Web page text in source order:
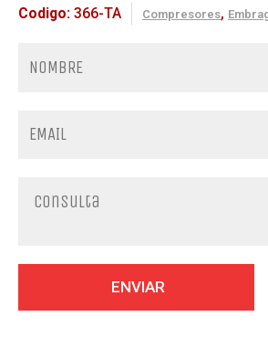
Codigo: 366-TA Compresores,